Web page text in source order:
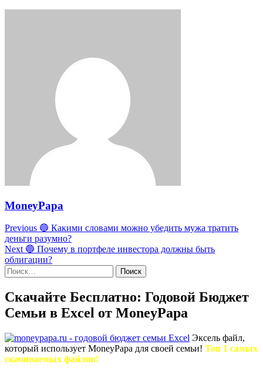
MoneyPapa
Post
navigation
Previous 🔵 Какими словами можно убедить мужа тратить
деньги разумно?
Next 🔵 Почему в портфеле инвестора должны быть
облигации?
Найти:
Скачайте Бесплатно: Годовой Бюджет
Семьи в Excel от MoneyPapa
Эксель файл,
который использует MoneyPapa для своей семьи! Топ 1 самых
скачиваемых файлов!